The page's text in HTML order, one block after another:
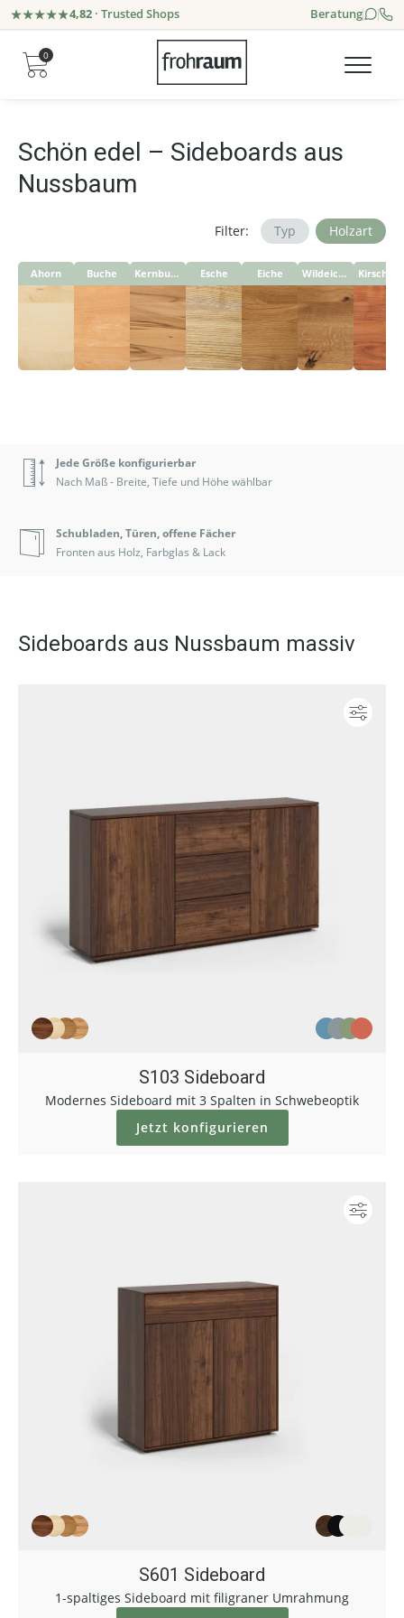
4,82 · Trusted Shops Beratung
0
Schön edel – Sideboards aus
Nussbaum
Filter: Typ Holzart
Ahorn Buche Kernbuche Esche Eiche Wildeiche
Jede Größe konfigurierbar
Nach Maß - Breite, Tiefe und Höhe wählbar
Schubladen, Türen, offene Fächer
Fronten aus Holz, Farbglas & Lack
Sideboards aus Nussbaum massiv
S103 Sideboard
Modernes Sideboard mit 3 Spalten in Schwebeoptik
Jetzt konfigurieren
S601 Sideboard
1-spaltiges Sideboard mit filigraner Umrahmung